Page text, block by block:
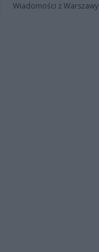
Wiadomości z Warszawy